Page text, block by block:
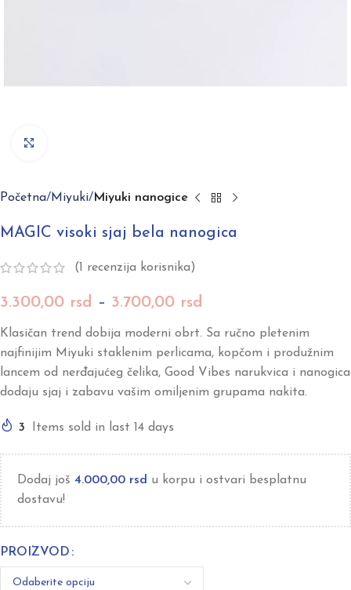
Početna Miyuki Miyuki nanogice
MAGIC visoki sjaj bela nanogica
( recenzija korisnika)
3.300,00 rsd – 3.700,00 rsd
Klasičan trend dobija moderni obrt. Sa ručno pletenim
najfinijim Miyuki staklenim perlicama, kopčom i produžnim
lancem od nerđajućeg čelika, Good Vibes narukvica i nanogica
dodaju sjaj i zabavu vašim omiljenim grupama nakita.
3 Items sold in last 14 days
Dodaj još 4.000,00 rsd u korpu i ostvari besplatnu
dostavu!
PROIZVOD